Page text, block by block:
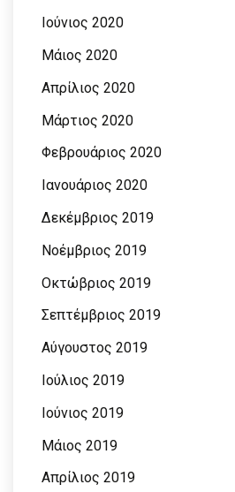
Ιούνιος 2020
Μάιος 2020
Απρίλιος 2020
Μάρτιος 2020
Φεβρουάριος 2020
Ιανουάριος 2020
Δεκέμβριος 2019
Νοέμβριος 2019
Οκτώβριος 2019
Σεπτέμβριος 2019
Αύγουστος 2019
Ιούλιος 2019
Ιούνιος 2019
Μάιος 2019
Απρίλιος 2019